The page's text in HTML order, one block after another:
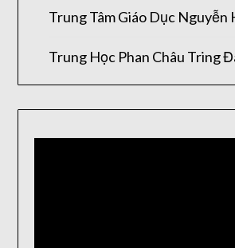
Trung Tâm Giáo Dục Nguyễn
Trung Học Phan Châu Tring